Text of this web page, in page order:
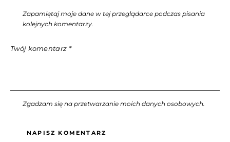
Zapamiętaj moje dane w tej przeglądarce podczas pisania
kolejnych komentarzy.
Zgadzam się na przetwarzanie moich danych osobowych.